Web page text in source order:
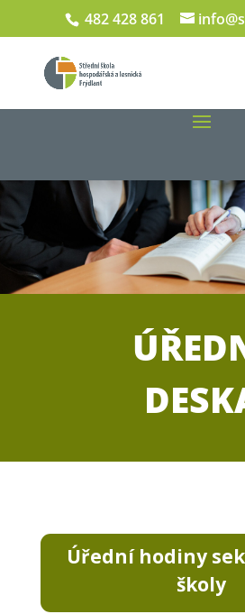
482 428 861
Úřední hodiny
školy